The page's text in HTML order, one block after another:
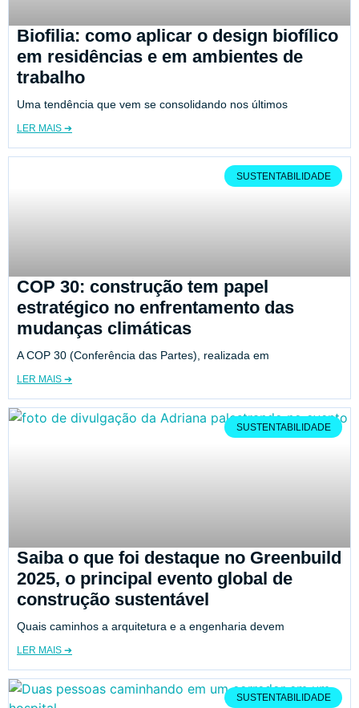
Biofilia: como aplicar o design biofílico
em residências e em ambientes de
trabalho
Uma tendência que vem se consolidando nos últimos
LER MAIS ➔
SUSTENTABILIDADE
COP 30: construção tem papel
estratégico no enfrentamento das
mudanças climáticas
A COP 30 (Conferência das Partes), realizada em
LER MAIS ➔
SUSTENTABILIDADE
Saiba o que foi destaque no Greenbuild
2025, o principal evento global de
construção sustentável
Quais caminhos a arquitetura e a engenharia devem
LER MAIS ➔
SUSTENTABILIDADE